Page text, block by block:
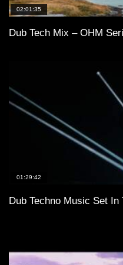
02:01:35
Dub Tech Mix – OHM
01:29:42
Dub Techno Music Set